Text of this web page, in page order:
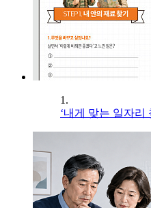
1.
‘내게 맞는 일자리